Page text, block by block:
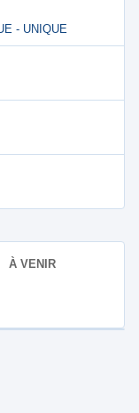
- UNIQUE
À VENIR